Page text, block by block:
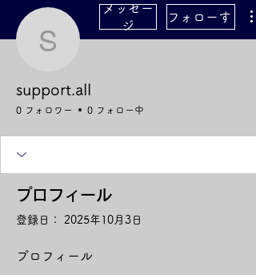
support.all
メッセー
ジ
フォローする
support.all
0 フォロワー 0 フォロー中
プロフィール
登録日： 2025年10月3日
プロフィール